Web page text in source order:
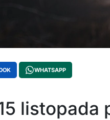
WHATSAPP
listopada